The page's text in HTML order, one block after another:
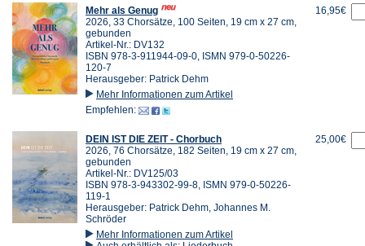
Mehr als Genug
2026, 33 Chorsätze, 100 Seiten, 19 cm x 27 cm,
gebunden
Artikel-Nr.: DV132
ISBN 978-3-911944-09-0, ISMN 979-0-50226-
120-7
Herausgeber: Patrick Dehm
Mehr Informationen zum Artikel
Empfehlen:
16,95€
DEIN IST DIE ZEIT - Chorbuch
2026, 76 Chorsätze, 182 Seiten, 19 cm x 27 cm,
gebunden
Artikel-Nr.: DV125/03
ISBN 978-3-943302-99-8, ISMN 979-0-50226-
119-1
Herausgeber: Patrick Dehm, Johannes M.
Schröder
Mehr Informationen zum Artikel
25,00€